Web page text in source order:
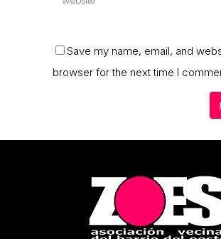
Save my name, email, and
browser for the next time I